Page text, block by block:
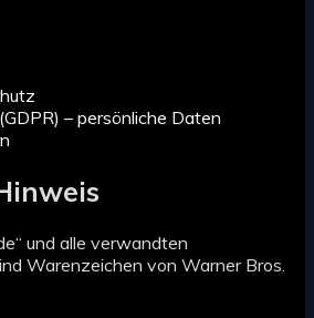
– persönliche Daten
und alle verwandten
Warenzeichen von Warner Bros.